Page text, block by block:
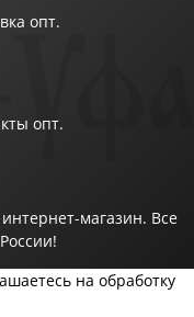
опт.
опт.
магазин. Все
на обработку